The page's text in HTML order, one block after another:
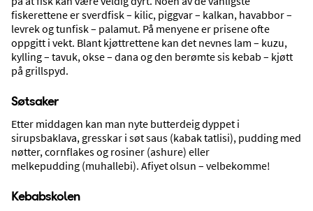
fiskerettene er sverdfisk – kilic, piggvar – kalkan, havabbor –
levrek og tunfisk – palamut. På menyene er prisene ofte
oppgitt i vekt. Blant kjøttrettene kan det nevnes lam – kuzu,
kylling – tavuk, okse – dana og den berømte sis kebab – kjøtt
på grillspyd.
Søtsaker
Etter middagen kan man nyte butterdeig dyppet i
sirupsbaklava, gresskar i søt saus (kabak tatlisi), pudding med
nøtter, cornflakes og rosiner (ashure) eller
melkepudding (muhallebi). Afiyet olsun – velbekomme!
Kebabskolen
Mat, drikke og uteliv